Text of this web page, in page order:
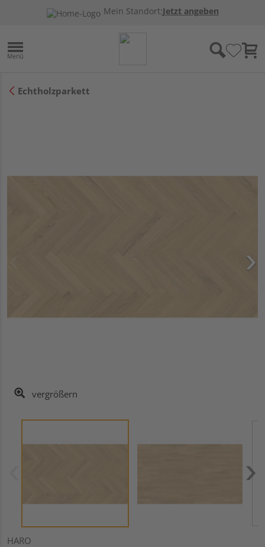
Mein Standort:Jetzt angeben
Echtholzparkett
vergrößern
HARO